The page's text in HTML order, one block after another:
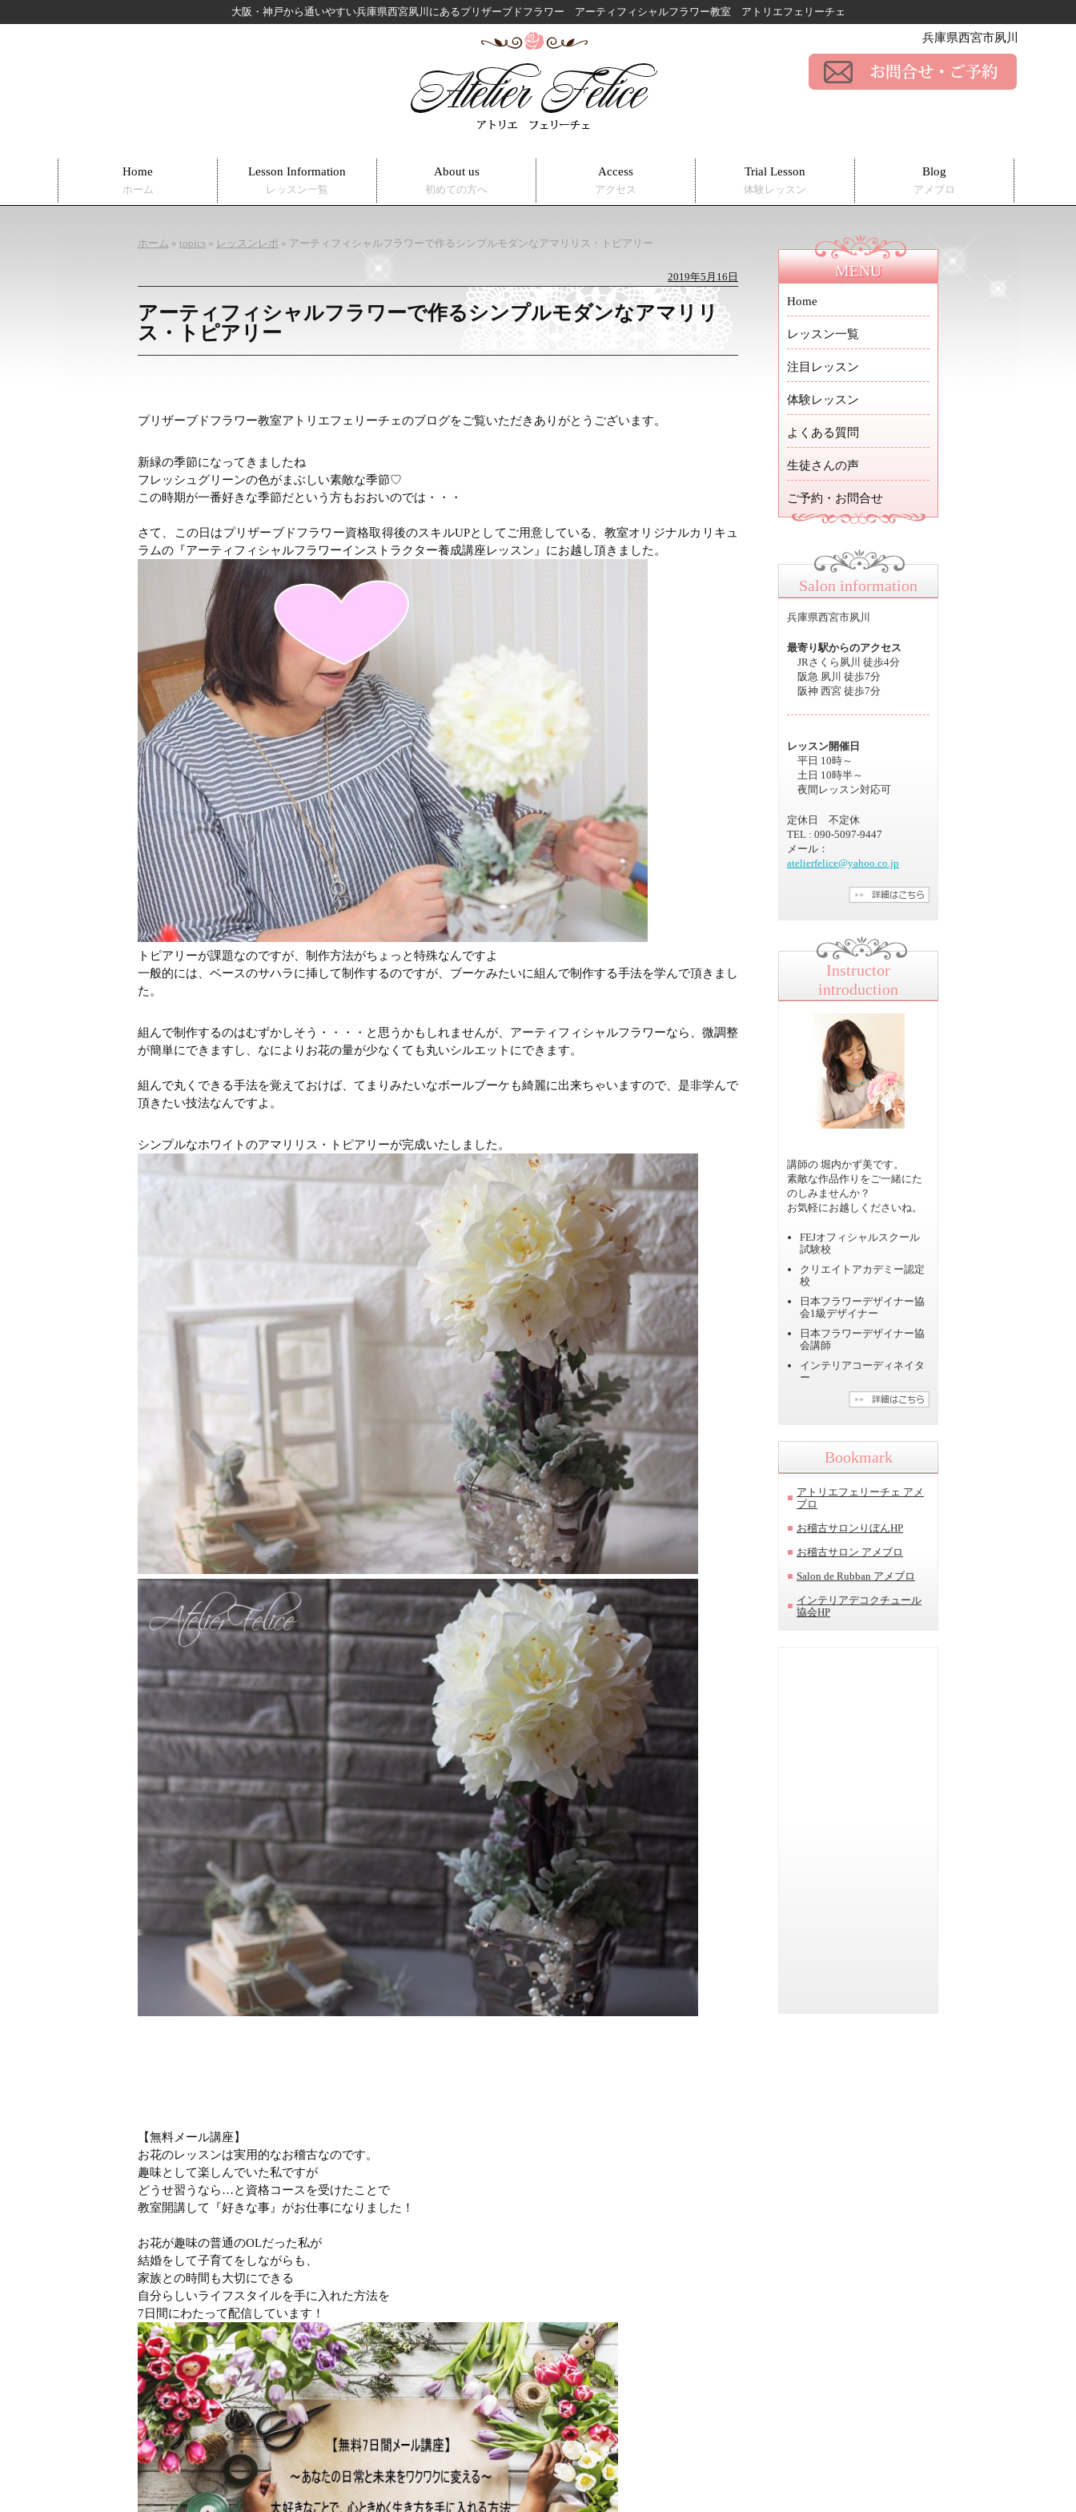
大阪・神戸から通いやすい兵庫県西宮夙川にあるプリザーブドフラワー アーティフィシャルフラワー教室 アトリエフェリーチェ
兵庫県西宮市夙川
Home
ホーム
Lesson Information
レッスン一覧
About us
初めての方へ
Access
アクセス
Trial Lesson
体験レッスン
Blog
アメブロ
ホーム » topics » レッスンレポ » アーティフィシャルフラワーで作るシンプルモダンなアマリリス・トピアリー
2019年5月16日
アーティフィシャルフラワーで作るシンプルモダンなアマリリ
ス・トピアリー
プリザーブドフラワー教室アトリエフェリーチェのブログをご覧いただきありがとうございます。
新緑の季節になってきましたね
フレッシュグリーンの色がまぶしい素敵な季節♡
この時期が一番好きな季節だという方もおおいのでは・・・
さて、この日はプリザーブドフラワー資格取得後のスキルUPとしてご用意している、教室オリジナルカリキュ
ラムの『アーティフィシャルフラワーインストラクター養成講座レッスン』にお越し頂きました。
トピアリーが課題なのですが、制作方法がちょっと特殊なんですよ
一般的には、ベースのサハラに挿して制作するのですが、ブーケみたいに組んで制作する手法を学んで頂きまし
た。
組んで制作するのはむずかしそう・・・・と思うかもしれませんが、アーティフィシャルフラワーなら、微調整
が簡単にできますし、なによりお花の量が少なくても丸いシルエットにできます。
組んで丸くできる手法を覚えておけば、てまりみたいなボールブーケも綺麗に出来ちゃいますので、是非学んで
頂きたい技法なんですよ。
シンプルなホワイトのアマリリス・トピアリーが完成いたしました。
【無料メール講座】
お花のレッスンは実用的なお稽古なのです。
趣味として楽しんでいた私ですが
どうせ習うなら…と資格コースを受けたことで
教室開講して『好きな事』がお仕事になりました！
お花が趣味の普通のOLだった私が
結婚をして子育てをしながらも、
家族との時間も大切にできる
自分らしいライフスタイルを手に入れた方法を
7日間にわたって配信しています！
MENU
Home
レッスン一覧
注目レッスン
体験レッスン
よくある質問
生徒さんの声
ご予約・お問合せ
Salon information
兵庫県西宮市夙川
最寄り駅からのアクセス
JRさくら夙川 徒歩4分
阪急 夙川 徒歩7分
阪神 西宮 徒歩7分
レッスン開催日
平日 10時～
土日 10時半～
夜間レッスン対応可
定休日 不定休
TEL : 090-5097-9447
メール：
atelierfelice@yahoo.co.jp
Instructor
introduction
講師の 堀内かず美です。
素敵な作品作りをご一緒にた
のしみませんか？
お気軽にお越しくださいね。
FEJオフィシャルスクール
試験校
クリエイトアカデミー認定
校
日本フラワーデザイナー協
会1級デザイナー
日本フラワーデザイナー協
会講師
インテリアコーディネイタ
ー
Bookmark
アトリエフェリーチェ アメ
ブロ
お稽古サロンりぼんHP
お稽古サロン アメブロ
Salon de Rubban アメブロ
インテリアデコクチュール
協会HP